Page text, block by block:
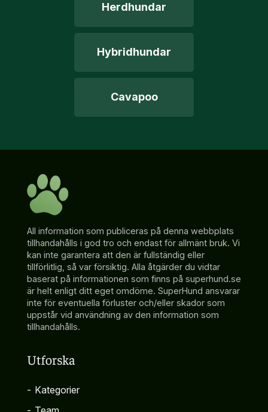
Herdhundar
Hybridhundar
Cavapoo
All information som publiceras på denna webbplats
tillhandahålls i god tro och endast för allmänt bruk. Vi
kan inte garantera att den är fullständig eller
tillförlitlig, så var försiktig. Alla åtgärder du vidtar
baserat på informationen som finns på superhund.se
är helt enligt ditt eget omdöme. SuperHund ansvarar
inte för eventuella förluster och/eller skador som
uppstår vid användning av den information som
tillhandahålls.
Utforska
- Kategorier